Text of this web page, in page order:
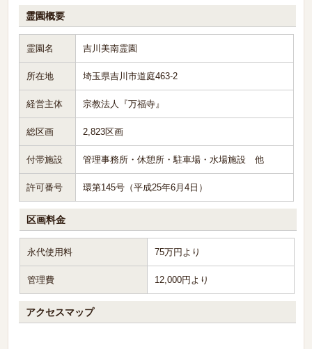
霊園概要
霊園名 吉川美南霊園
所在地 埼玉県吉川市道庭463-2
経営主体 宗教法人『万福寺』
総区画 2,823区画
付帯施設 管理事務所・休憩所・駐車場・水場施設 他
許可番号 環第145号（平成25年6月4日）
区画料金
永代使用料 75万円より
管理費 12,000円より
アクセスマップ